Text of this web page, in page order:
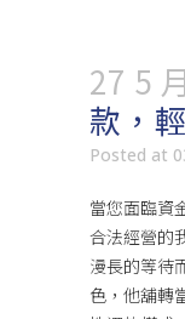
27 5 月
款，
Posted at
當您面臨資
合法經營的
漫長的等待
色，他舖轉